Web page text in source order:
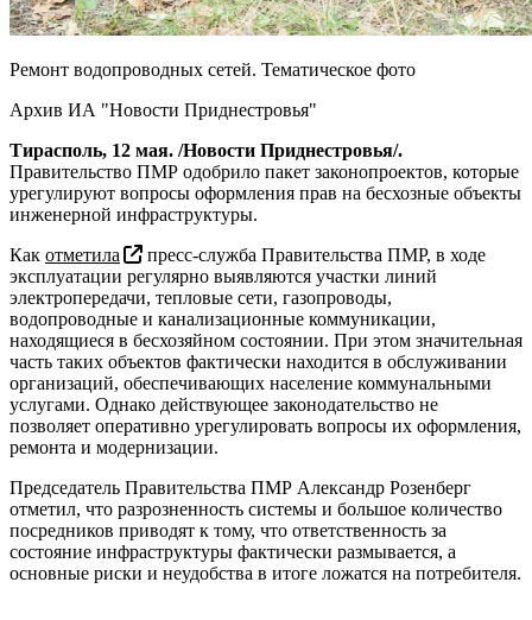
Ремонт водопроводных сетей. Тематическое фото
Архив ИА "Новости Приднестровья"
Тирасполь, 12 мая. /Новости Приднестровья/.
Правительство ПМР одобрило пакет законопроектов, которые
урегулируют вопросы оформления прав на бесхозные объекты
инженерной инфраструктуры.
Как отметила
пресс-служба Правительства ПМР, в ходе
эксплуатации регулярно выявляются участки линий
электропередачи, тепловые сети, газопроводы,
водопроводные и канализационные коммуникации,
находящиеся в бесхозяйном состоянии. При этом значительная
часть таких объектов фактически находится в обслуживании
организаций, обеспечивающих население коммунальными
услугами. Однако действующее законодательство не
позволяет оперативно урегулировать вопросы их оформления,
ремонта и модернизации.
Председатель Правительства ПМР Александр Розенберг
отметил, что разрозненность системы и большое количество
посредников приводят к тому, что ответственность за
состояние инфраструктуры фактически размывается, а
основные риски и неудобства в итоге ложатся на потребителя.